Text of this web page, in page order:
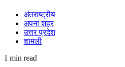
अंतराष्ट्रीय
अपना शहर
उत्तर प्रदेश
शामली
1 min read